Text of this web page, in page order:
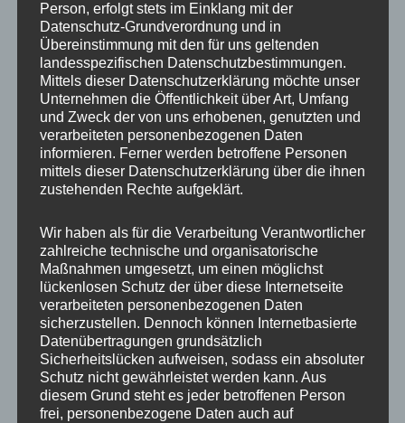
MP Mario Porten
Beratung
Training
Coaching
NEWS ABONNIEREN?
Your email:
Person, erfolgt stets im Einklang mit der
Datenschutz-Grundverordnung und in
Übereinstimmung mit den für uns geltenden
landesspezifischen Datenschutzbestimmungen.
Mittels dieser Datenschutzerklärung möchte unser
Unternehmen die Öffentlichkeit über Art, Umfang
und Zweck der von uns erhobenen, genutzten und
verarbeiteten personenbezogenen Daten
informieren. Ferner werden betroffene Personen
mittels dieser Datenschutzerklärung über die ihnen
zustehenden Rechte aufgeklärt.
Wir haben als für die Verarbeitung Verantwortlicher
zahlreiche technische und organisatorische
Maßnahmen umgesetzt, um einen möglichst
lückenlosen Schutz der über diese Internetseite
verarbeiteten personenbezogenen Daten
sicherzustellen. Dennoch können Internetbasierte
Datenübertragungen grundsätzlich
Sicherheitslücken aufweisen, sodass ein absoluter
Schutz nicht gewährleistet werden kann. Aus
diesem Grund steht es jeder betroffenen Person
frei, personenbezogene Daten auch auf